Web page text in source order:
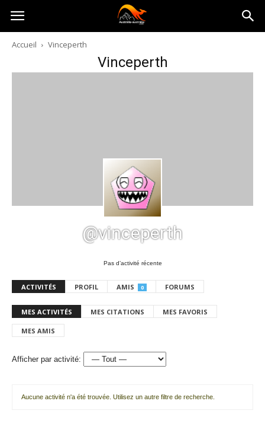
Australia-
australie.com
Accueil Vinceperth
Vinceperth
@vinceperth
Pas d’activité récente
ACTIVITÉS PROFIL AMIS 0 FORUMS
MES ACTIVITÉS MES CITATIONS MES FAVORIS
MES AMIS
Afficher par activité:
Aucune activité n'a été trouvée. Utilisez un autre filtre de recherche.